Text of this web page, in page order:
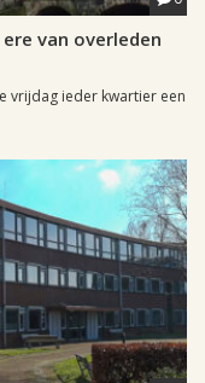
van overleden
vrijdag ieder kwartier een